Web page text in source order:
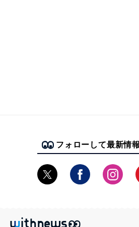
フォローして最新情